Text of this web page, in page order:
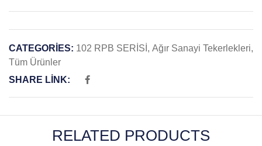
CATEGORIES: 102 RPB SERİSİ , Ağır Sanayi Tekerlekleri,
Tüm Ürünler
SHARE LINK:
RELATED PRODUCTS